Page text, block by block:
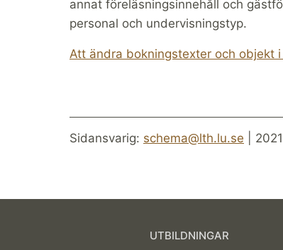
annat föreläsningsinnehåll och
personal och undervisningstyp.
Att ändra bokningstexter och objekt
Sidansvarig: schema@lth.lu.se |
UTBILDNINGAR